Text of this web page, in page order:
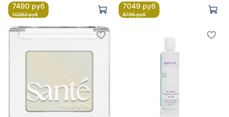
7490 руб
10383 руб
7049 руб
8796 руб